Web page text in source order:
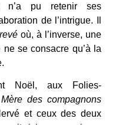
n’a pu retenir ses
de l’intrigue. Il
où, à l’inverse, une
se consacre qu’à la
Noël, aux Folies-
des compagnons
et ceux des deux